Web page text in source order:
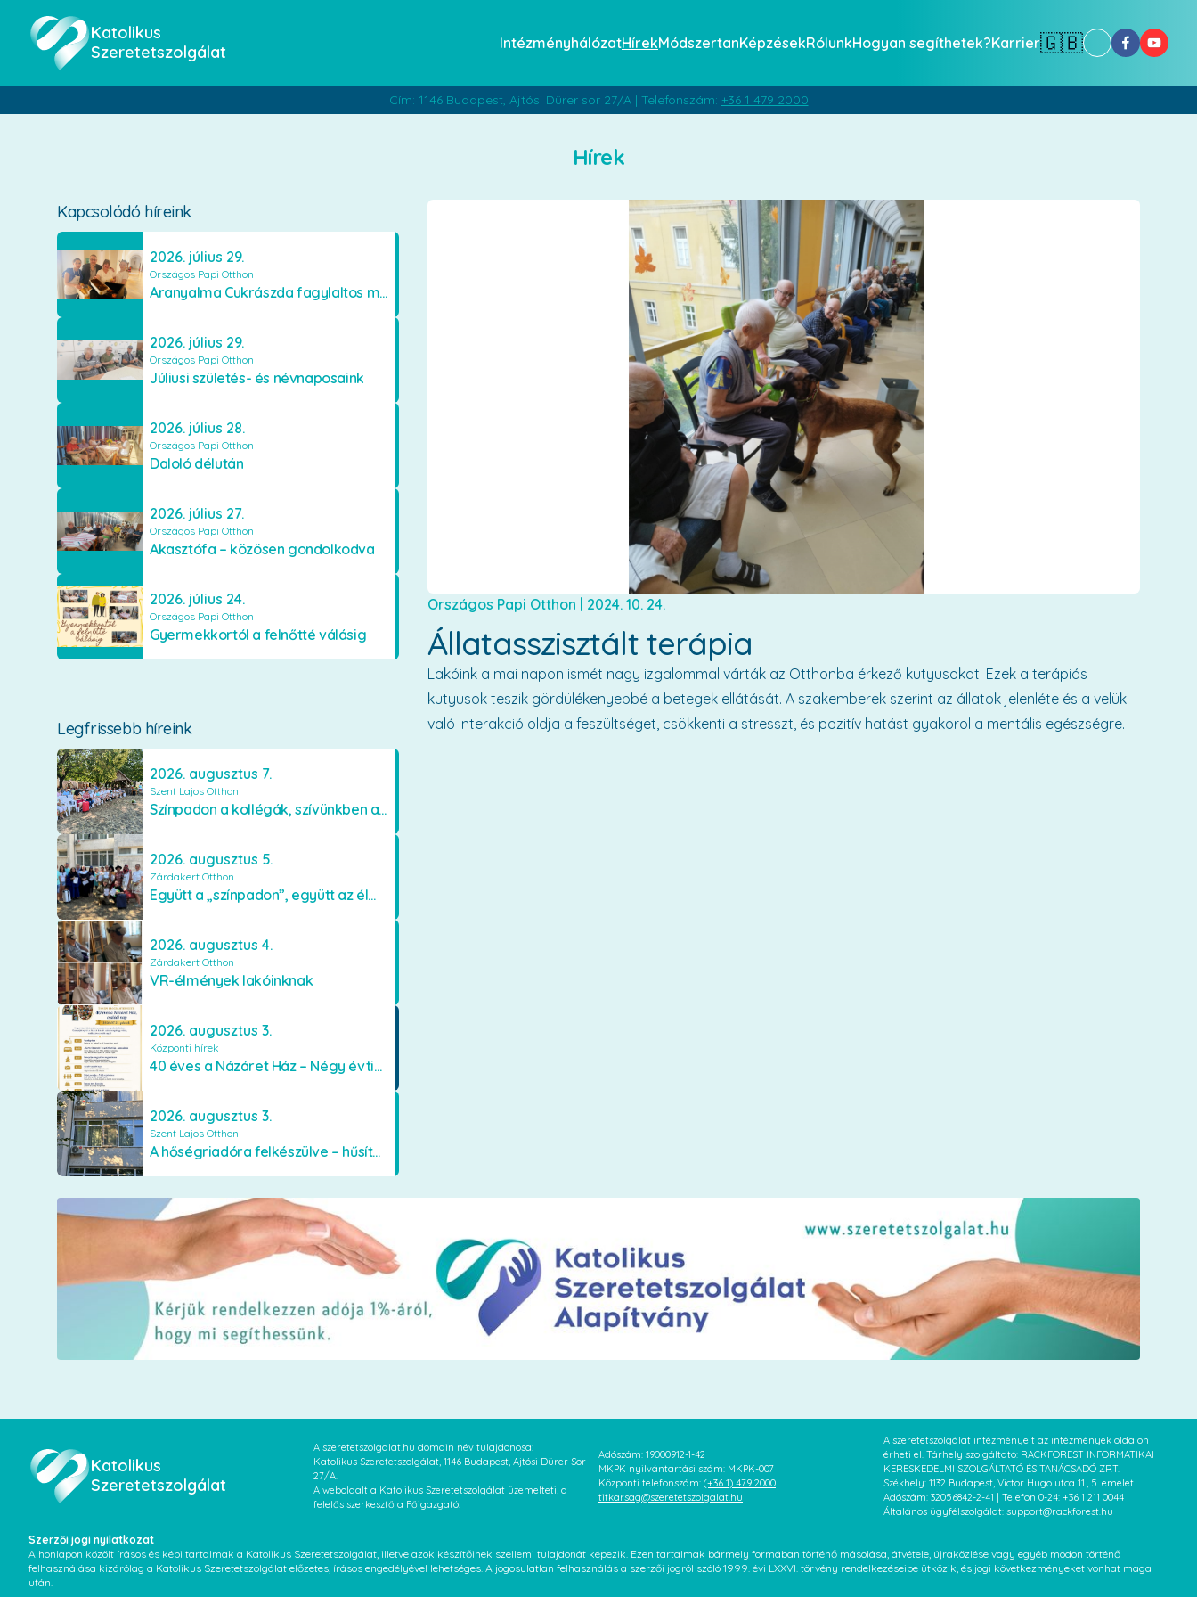
Katolikus
Szeretetszolgálat
IntézményhálózatHírekMódszertanKépzésekRólunkHogyan segíthetek?Karrier🇬🇧
Cím: 1146 Budapest, Ajtósi Dürer sor 27/A | Telefonszám: +36 1 479 2000
Hírek
Kapcsolódó híreink
2026. július 29.
Országos Papi Otthon
Aranyalma Cukrászda fagylaltos meglepetés
2026. július 29.
Országos Papi Otthon
Júliusi születés- és névnaposaink
2026. július 28.
Országos Papi Otthon
Daloló délután
2026. július 27.
Országos Papi Otthon
Akasztófa – közösen gondolkodva
2026. július 24.
Országos Papi Otthon
Gyermekkortól a felnőtté válásig
Legfrissebb híreink
2026. augusztus 7.
Szent Lajos Otthon
Színpadon a kollégák, szívünkben a lakók
2026. augusztus 5.
Zárdakert Otthon
Együtt a „színpadon”, együtt az élményekért 🎭✨
2026. augusztus 4.
Zárdakert Otthon
VR-élmények lakóinknak
2026. augusztus 3.
Központi hírek
40 éves a Názáret Ház – Négy évtized szeretetben és gondoskodásban
2026. augusztus 3.
Szent Lajos Otthon
A hőségriadóra felkészülve – hűsítő fejlesztések a Szent Lajos Otthonban
Országos Papi Otthon | 2024. 10. 24.
Állatasszisztált terápia
Lakóink a mai napon ismét nagy izgalommal várták az Otthonba érkező kutyusokat. Ezek a terápiás
kutyusok teszik gördülékenyebbé a betegek ellátását. A szakemberek szerint az állatok jelenléte és a velük
való interakció oldja a feszültséget, csökkenti a stresszt, és pozitív hatást gyakorol a mentális egészségre.
Katolikus
Szeretetszolgálat
A szeretetszolgalat.hu domain név tulajdonosa:
Katolikus Szeretetszolgálat, 1146 Budapest, Ajtósi Dürer Sor
27/A.
A weboldalt a Katolikus Szeretetszolgálat üzemelteti, a
felelős szerkesztő a Főigazgató.
Adószám: 19000912-1-42
MKPK nyilvántartási szám: MKPK-007
Központi telefonszám: (+36 1) 479 2000
titkarsag@szeretetszolgalat.hu
A szeretetszolgálat intézményeit az intézmények oldalon
érheti el. Tárhely szolgáltató: RACKFOREST INFORMATIKAI
KERESKEDELMI SZOLGÁLTATÓ ÉS TANÁCSADÓ ZRT.
Székhely: 1132 Budapest, Victor Hugo utca 11., 5. emelet
Adószám: 32056842-2-41 | Telefon 0-24: +36 1 211 0044
Általános ügyfélszolgálat: support@rackforest.hu
Szerzői jogi nyilatkozat
A honlapon közölt írásos és képi tartalmak a Katolikus Szeretetszolgálat, illetve azok készítőinek szellemi tulajdonát képezik. Ezen tartalmak bármely formában történő másolása, átvétele, újraközlése vagy egyéb módon történő
felhasználása kizárólag a Katolikus Szeretetszolgálat előzetes, írásos engedélyével lehetséges. A jogosulatlan felhasználás a szerzői jogról szóló 1999. évi LXXVI. törvény rendelkezéseibe ütközik, és jogi következményeket vonhat maga
után.